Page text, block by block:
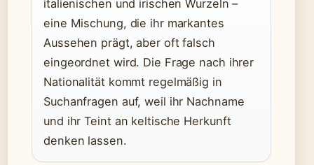
italienischen und irischen Wurzeln –
eine Mischung, die ihr markantes
Aussehen prägt, aber oft falsch
eingeordnet wird. Die Frage nach ihrer
Nationalität kommt regelmäßig in
Suchanfragen auf, weil ihr Nachname
und ihr Teint an keltische Herkunft
denken lassen.